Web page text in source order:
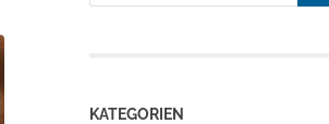
KATEGORIEN